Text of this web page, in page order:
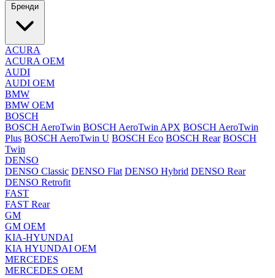
Бренди
ACURA
ACURA OEM
AUDI
AUDI OEM
BMW
BMW OEM
BOSCH
BOSCH AeroTwin BOSCH AeroTwin APX BOSCH AeroTwin
Plus BOSCH AeroTwin U BOSCH Eco BOSCH Rear BOSCH
Twin
DENSO
DENSO Classic DENSO Flat DENSO Hybrid DENSO Rear
DENSO Retrofit
FAST
FAST Rear
GM
GM OEM
KIA-HYUNDAI
KIA HYUNDAI OEM
MERCEDES
MERCEDES OEM